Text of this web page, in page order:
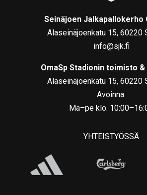
Seinäjoen Jalkapallokerho
Alaseinäjoenkatu 15, 60220
info@sjk.fi
OmaSp Stadionin toimisto &
Alaseinäjoenkatu 15, 60220
Avoinna:
Ma–pe klo.
YHTEISTYÖSSÄ